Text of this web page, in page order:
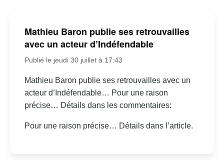
Mathieu Baron publie ses retrouvailles
avec un acteur d’Indéfendable
Publié le jeudi 30 juillet à 17:43
Mathieu Baron publie ses retrouvailles avec un
acteur d’Indéfendable… Pour une raison
précise… Détails dans les commentaires:
Pour une raison précise… Détails dans l’article.